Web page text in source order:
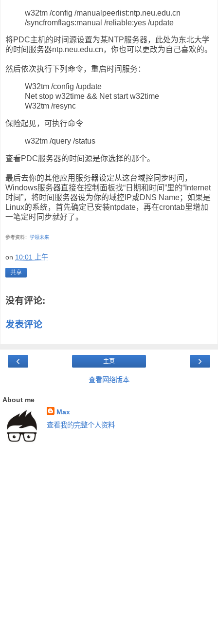
w32tm /config /manualpeerlist:ntp.neu.edu.cn
/syncfromflags:manual /reliable:yes /update
将PDC主机的时间源设置为某NTP服务器，此处为东北大学
的时间服务器ntp.neu.edu.cn，你也可以更改为自己喜欢的。
然后依次执行下列命令，重启时间服务：
W32tm /config /update
Net stop w32time && Net start w32time
W32tm /resync
保险起见，可执行命令
w32tm /query /status
查看PDC服务器的时间源是你选择的那个。
最后去你的其他应用服务器设定从这台域控同步时间，
Windows服务器直接在控制面板找“日期和时间”里的“Internet
时间”，将时间服务器设为你的域控IP或DNS Name；如果是
Linux的系统，首先确定已安装ntpdate，再在crontab里增加
一笔定时同步就好了。
参考资料： 学领未来
on 10:01 上午
共享
没有评论:
发表评论
‹ ›
主页
查看网络版本
About me
Max
查看我的完整个人资料